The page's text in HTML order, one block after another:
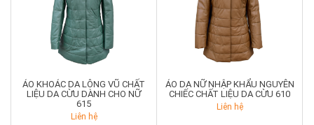
ÁO KHOÁC DA LÔNG VŨ CHẤT
LIỆU DA CỪU DÀNH CHO NỮ
615
Liên hệ
ÁO DA NỮ NHẬP KHẨU NGUYÊN
CHIẾC CHẤT LIỆU DA CỪU 610
Liên hệ